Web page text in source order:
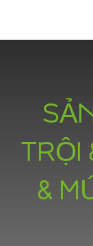
TRỘI
&